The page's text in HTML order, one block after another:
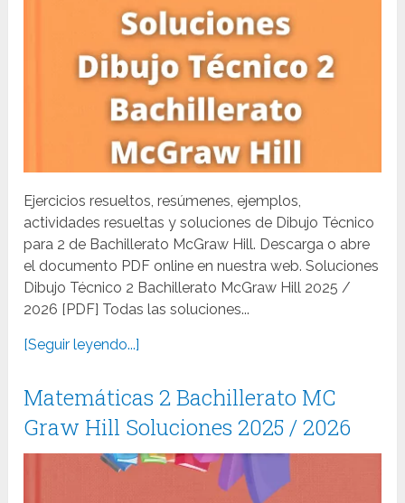
Ejercicios resueltos, resúmenes, ejemplos,
actividades resueltas y soluciones de Dibujo Técnico
para 2 de Bachillerato McGraw Hill. Descarga o abre
el documento PDF online en nuestra web. Soluciones
Dibujo Técnico 2 Bachillerato McGraw Hill 2025 /
2026 [PDF] Todas las soluciones...
[Seguir leyendo...]
Matemáticas 2 Bachillerato MC
Graw Hill Soluciones 2025 / 2026